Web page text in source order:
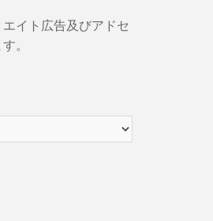
イト広告及びアドセ
。